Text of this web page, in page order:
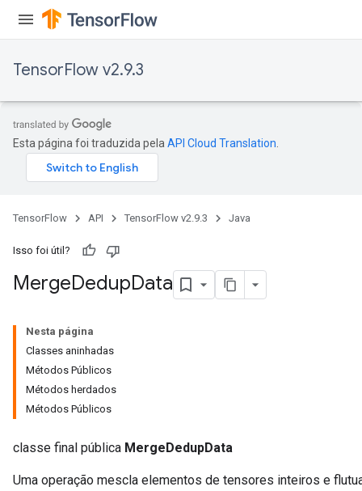
TensorFlow v2.9.3
Esta página foi traduzida pela API Cloud Translation
TensorFlow API TensorFlow v2.9.3 Java
Isso foi útil?
MergeDedupData
Nesta página
Classes aninhadas
Métodos Públicos
Métodos herdados
Métodos Públicos
classe final pública MergeDedupData
Uma operação mescla elementos de tensores inteiros e